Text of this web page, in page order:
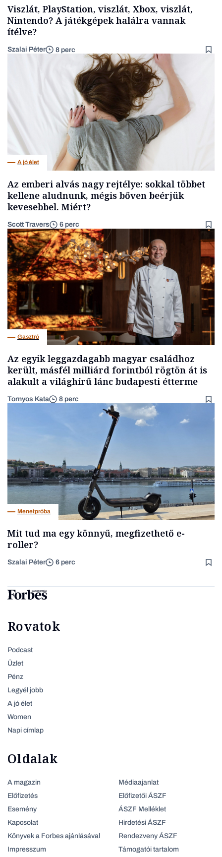
Viszlát, PlayStation, viszlát, Xbox, viszlát,
Nintendo? A játékgépek halálra vannak
ítélve?
Szalai Péter 8 perc
A jó élet
Az emberi alvás nagy rejtélye: sokkal többet
kellene aludnunk, mégis bőven beérjük
kevesebbel. Miért?
Scott Travers 6 perc
Gasztró
Az egyik leggazdagabb magyar családhoz
került, másfél milliárd forintból rögtön át is
alakult a világhírű lánc budapesti étterme
Tornyos Kata 8 perc
Menetpróba
Mit tud ma egy könnyű, megfizethető e-
roller?
Szalai Péter 6 perc
Rovatok
Podcast
Üzlet
Pénz
Legyél jobb
A jó élet
Women
Napi címlap
Oldalak
A magazin
Előfizetés
Esemény
Kapcsolat
Könyvek a Forbes ajánlásával
Impresszum
Médiaajanlat
Előfizetői ÁSZF
ÁSZF Melléklet
Hirdetési ÁSZF
Rendezveny ÁSZF
Támogatói tartalom